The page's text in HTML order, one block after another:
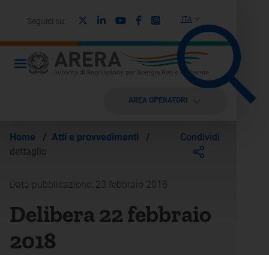
ITA
Seguici su: LinkedinYoutubeFacebook
Instagram
AREA OPERATORI
Home / Atti e provvedimenti
/
dettaglio
Condividi
Data pubblicazione: 23 febbraio 2018
Delibera 22 febbraio
2018